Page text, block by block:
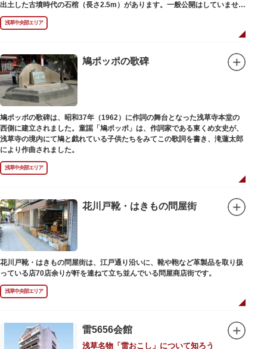
出土した古墳時代の石棺（長さ2.5m）があります。一般公開はしていません
が、不定期で特別公開されることがあります。
浅草中央部エリア
鳩ポッポの歌碑
鳩ポッポの歌碑は、昭和37年（1962）に作詞の舞台となった浅草寺本堂の
西側に建立されました。童謡「鳩ポッポ」は、作詞家である東くめ女史が、
浅草寺の境内にて鳩と戯れている子供たちをみてこの歌詞を書き、滝蓮太郎
により作曲されました。
浅草中央部エリア
花川戸靴・はきもの問屋街
花川戸靴・はきもの問屋街は、江戸通り沿いに、靴や鞄など革製品を取り扱
っている店70店余りが軒を連ねて立ち並んでいる問屋商店街です。
浅草中央部エリア
雷5656会館
浅草名物「雷おこし」について知ろう